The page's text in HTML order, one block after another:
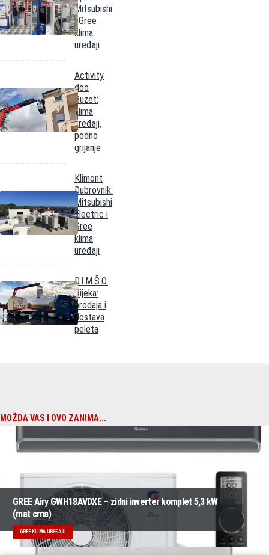
Mitsubishi
i Gree
klima
uređaji
Activity
doo
Buzet:
klima
uređaji,
podno
grijanje
Klimont
Dubrovnik:
Mitsubishi
Electric i
Gree
klima
uređaji
D.I.M.Š.O.
Rijeka:
prodaja i
dostava
peleta
MOŽDA VAS I OVO ZANIMA...
GREE Airy GWH18AVDXE – zidni inverter komplet 5,3 kW
(mat crna)
GREE KLIMA UREĐAJI